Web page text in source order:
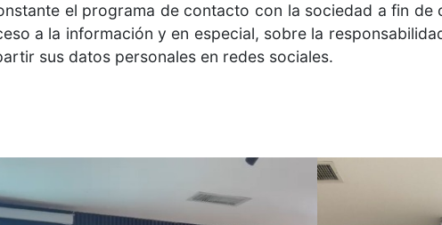
el programa de contacto con la sociedad a fin de
a la información y en especial, sobre la
sus datos personales en redes sociales.